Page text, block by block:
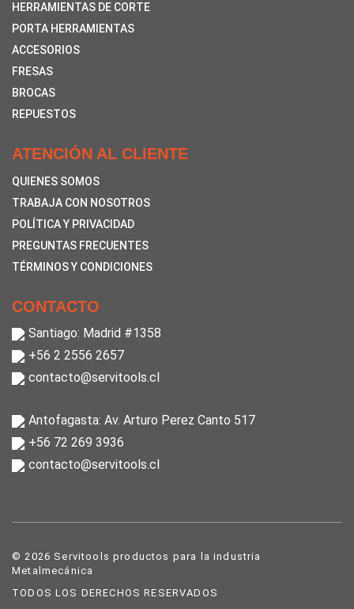
HERRAMIENTAS DE CORTE
PORTA HERRAMIENTAS
ACCESORIOS
FRESAS
BROCAS
REPUESTOS
ATENCIÓN AL CLIENTE
QUIENES SOMOS
TRABAJA CON NOSOTROS
POLÍTICA Y PRIVACIDAD
PREGUNTAS FRECUENTES
TÉRMINOS Y CONDICIONES
CONTACTO
Santiago: Madrid #1358
+56 2 2556 2657
contacto@servitools.cl
Antofagasta: Av. Arturo Perez Canto 517
+56 72 269 3936
contacto@servitools.cl
© 2026 Servitools productos para la industria
Metalmecánica
TODOS LOS DERECHOS RESERVADOS